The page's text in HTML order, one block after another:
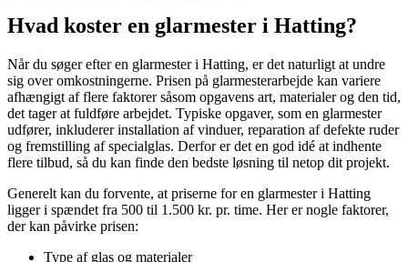
Hvad koster en glarmester i Hatting?
Når du søger efter en glarmester i Hatting, er det naturligt at undre
sig over omkostningerne. Prisen på glarmesterarbejde kan variere
afhængigt af flere faktorer såsom opgavens art, materialer og den tid,
det tager at fuldføre arbejdet. Typiske opgaver, som en glarmester
udfører, inkluderer installation af vinduer, reparation af defekte ruder
og fremstilling af specialglas. Derfor er det en god idé at indhente
flere tilbud, så du kan finde den bedste løsning til netop dit projekt.
Generelt kan du forvente, at priserne for en glarmester i Hatting
ligger i spændet fra 500 til 1.500 kr. pr. time. Her er nogle faktorer,
der kan påvirke prisen:
Type af glas og materialer